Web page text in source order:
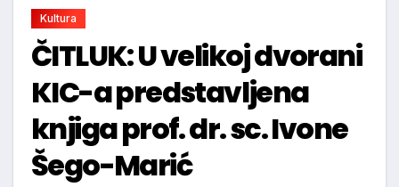
Kultura
ČITLUK: U velikoj dvorani
KIC-a predstavljena
knjiga prof. dr. sc. Ivone
Šego-Marić